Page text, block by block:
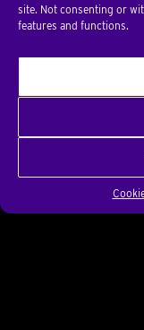
site. Not consenting or
features and functions.